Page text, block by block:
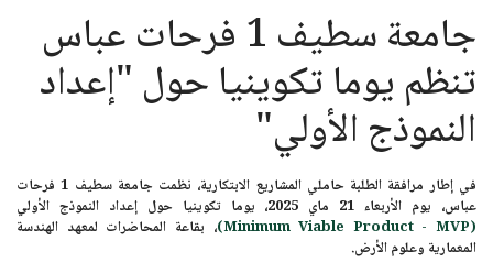
جامعة سطيف 1 فرحات عباس
تنظم يوما تكوينيا حول "إعداد
النموذج الأولي"
في إطار مرافقة الطلبة حاملي المشاريع الابتكارية، نظمت
جامعة سطيف 1 فرحات
عباس، يوم الأربعاء 21 ماي 2025
، يوما تكوينيا حول إعداد النموذج الأولي
(Minimum Viable Product - MVP)
، بقاعة المحاضرات لمعهد الهندسة
المعمارية وعلوم الأرض.